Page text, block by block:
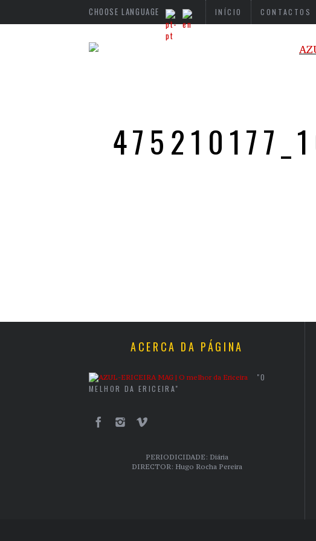
CHOOSE LANGUAGE INÍCIO CONTACTOS
ACERCA DA PÁGINA
"O
MELHOR DA ERICEIRA"
PERIODICIDADE: Diária
DIRECTOR: Hugo Rocha Pereira